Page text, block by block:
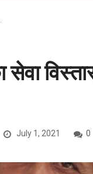
July 1, 2021 0